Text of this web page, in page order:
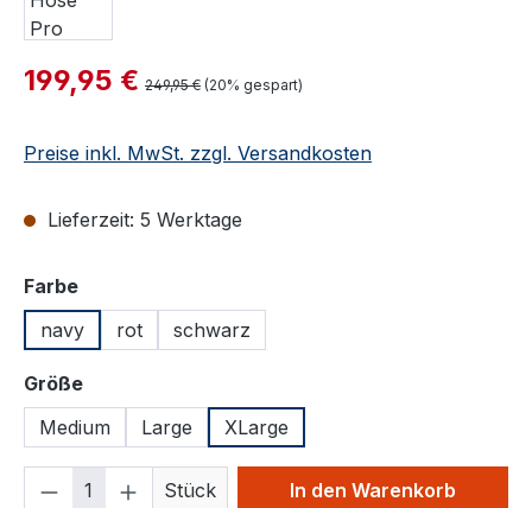
Verkaufspreis:
199,95 € Regulärer Preis:
249,95 € (20% gespart)
Preise inkl. MwSt. zzgl. Versandkosten
Lieferzeit: 5 Werktage
Farbeauswählen
navy
rot schwarz
Größeauswählen
Medium
Large XLarge
Produkt Anzahl: Gib den
Stück In den Warenkorb